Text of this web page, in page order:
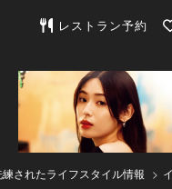
東京カレンダー | 最
レストラン予約
されたライフスタイル情報